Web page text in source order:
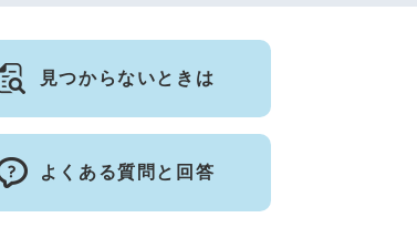
見つからないときは
よくある質問と回答